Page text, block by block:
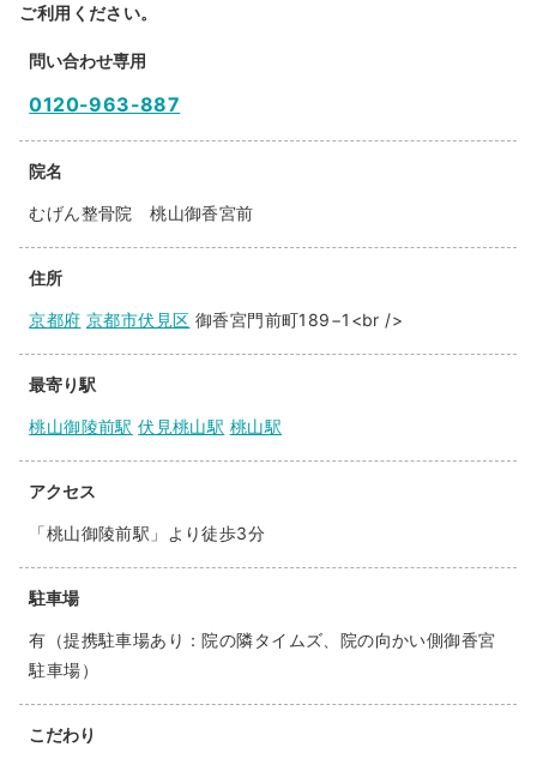
ご利用ください。
問い合わせ専用
0120-963-887
院名
むげん整骨院 桃山御香宮前
住所
京都府 京都市伏見区 御香宮門前町189−1<br />
最寄り駅
桃山御陵前駅 伏見桃山駅 桃山駅
アクセス
「桃山御陵前駅」より徒歩3分
駐車場
有（提携駐車場あり：院の隣タイムズ、院の向かい側御香宮
駐車場）
こだわり